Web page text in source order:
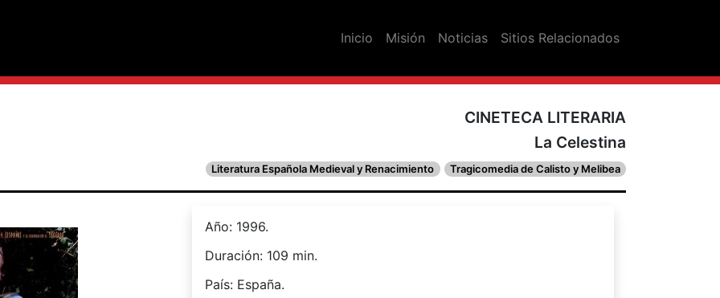
Inicio
Misión Noticias Sitios Relacionados
CINETECA LITERARIA
La Celestina
Literatura Española Medieval y Renacimiento Tragicomedia de Calisto y Melibea
Año: 1996.
Duración: 109 min.
País: España.